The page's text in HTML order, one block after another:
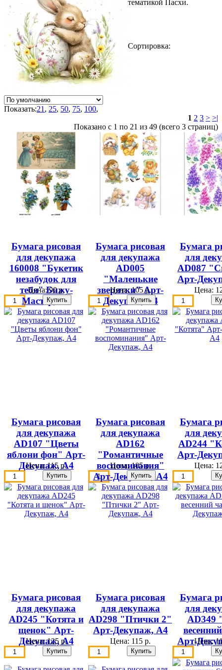
тематикой Пасхи.
Сортировка:
Показать:21, 25, 50, 75, 100,
1 2 3 > >|
Показано с 1 по 21 из 49 (всего 3 страниц)
Бумага рисовая
для декупажа
160008 "Букетик
незабудок для
тебя" Бижу-
Мастер, А4
Цена:90 р.
Бумага рисовая
для декупажа
AD005
"Маленькие
зверятки" Арт-
Декупаж, А4
Цена:105 р.
Бумага
для
AD087
Арт-
Цена:
Бумага рисовая
для декупажа
AD107 "Цветы
яблони фон" Арт-
Декупаж, А4
Цена:115 р.
Бумага рисовая
для декупажа
AD162
"Романтичные
воспоминания"
Арт-Декупаж, А4
Цена:105 р.
Бумага
для
AD244
Арт-
Цена:
Бумага рисовая
для декупажа
AD245 "Котята и
щенок" Арт-
Декупаж, А4
Цена:125 р.
Бумага рисовая
для декупажа
AD298 "Птички 2"
Арт-Декупаж, А4
Цена: 115 р.
Бумага
для
AD349
Арт-Цена: